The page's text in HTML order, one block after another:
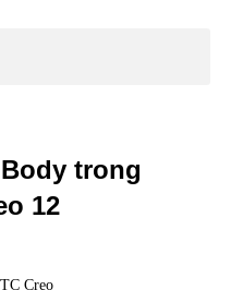
trong
12
Creo